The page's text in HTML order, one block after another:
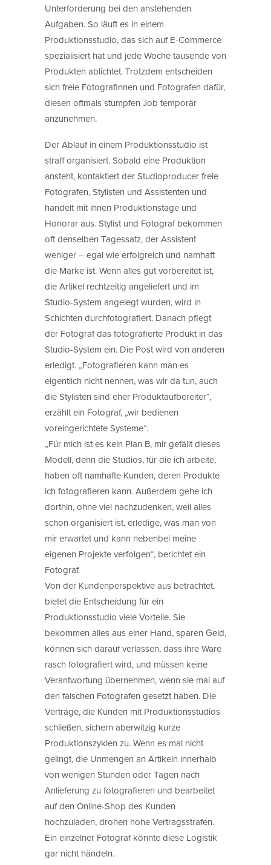
Unterforderung bei den anstehenden
Aufgaben. So läuft es in einem
Produktionsstudio, das sich auf E-Commerce
spezialisiert hat und jede Woche tausende von
Produkten ablichtet. Trotzdem entscheiden
sich freie Fotografinnen und Fotografen dafür,
diesen oftmals stumpfen Job temporär
anzunehmen.
Der Ablauf in einem Produktionsstudio ist
straff organisiert. Sobald eine Produktion
ansteht, kontaktiert der Studioproducer freie
Fotografen, Stylisten und Assistenten und
handelt mit ihnen Produktionstage und
Honorar aus. Stylist und Fotograf bekommen
oft denselben Tagessatz, der Assistent
weniger – egal wie erfolgreich und namhaft
die Marke ist. Wenn alles gut vorbereitet ist,
die Artikel rechtzeitig angeliefert und im
Studio-System angelegt wurden, wird in
Schichten durchfotografiert. Danach pflegt
der Fotograf das fotografierte Produkt in das
Studio-System ein. Die Post wird von anderen
erledigt. „Fotografieren kann man es
eigentlich nicht nennen, was wir da tun, auch
die Stylisten sind eher Produktaufbereiter“,
erzählt ein Fotograf, „wir bedienen
voreingerichtete Systeme“.
„Für mich ist es kein Plan B, mir gefällt dieses
Modell, denn die Studios, für die ich arbeite,
haben oft namhafte Kunden, deren Produkte
ich fotografieren kann. Außerdem gehe ich
dorthin, ohne viel nachzudenken, weil alles
schon organisiert ist, erledige, was man von
mir erwartet und kann nebenbei meine
eigenen Projekte verfolgen“, berichtet ein
Fotograf.
Von der Kundenperspektive aus betrachtet,
bietet die Entscheidung für ein
Produktionsstudio viele Vorteile. Sie
bekommen alles aus einer Hand, sparen Geld,
können sich darauf verlassen, dass ihre Ware
rasch fotografiert wird, und müssen keine
Verantwortung übernehmen, wenn sie mal auf
den falschen Fotografen gesetzt haben. Die
Verträge, die Kunden mit Produktionsstudios
schließen, sichern aberwitzig kurze
Produktionszyklen zu. Wenn es mal nicht
gelingt, die Unmengen an Artikeln innerhalb
von wenigen Stunden oder Tagen nach
Anlieferung zu fotografieren und bearbeitet
auf den Online-Shop des Kunden
hochzuladen, drohen hohe Vertragsstrafen.
Ein einzelner Fotograf könnte diese Logistik
gar nicht händeln.